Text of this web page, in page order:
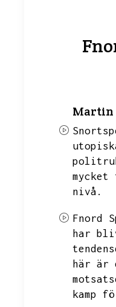
Martin
nivå.
Fnord
har
här är
kamp